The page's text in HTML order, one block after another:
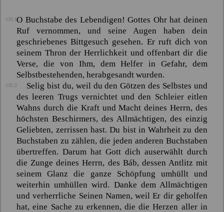
135:1O Buchstabe des Lebendigen! Gottes Ohr hat deinen
Ruf vernommen, und seine Augen haben dein
geschriebenes Bittgesuch gesehen. Er ruft dich von
seinem Thron der Herrlichkeit und offenbart dir die
Verse, die von Ihm, dem Helfer in Gefahr, dem
Selbstbestehenden, herabgesandt wurden.
135:2
Selig bist du, weil du den Götzen des Selbstes und
des leeren Trugs vernichtet und den Schleier eitlen
Wahns durch die Kraft und Macht deines Herrn, des
höchsten Beschirmers, des Allmächtigen, des einzig
Geliebten, zerrissen hast. Du bist in Wahrheit zu den
Buchstaben zu zählen, die jeden anderen Buchstaben
übertreffen. Darum hat Gott dich auserwählt durch
die Zunge deines Herrn, des Báb, dessen Antlitz mit
seinem Glanz die ganze Schöpfung umhüllt und
weiterhin umhüllen wird. Danke dem Allmächtigen
und verherrliche Seinen Namen, weil Er dir geholfen
hat, eine Sache zu erkennen, die die Herzen aller in